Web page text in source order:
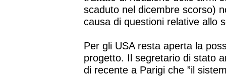
scaduto nel dicembre scorso)
causa di questioni relative allo
Per gli USA resta aperta la
progetto. Il segretario di stato
di recente a Parigi che ”il